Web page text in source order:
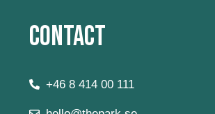
Contact
+46 8 414 00 111